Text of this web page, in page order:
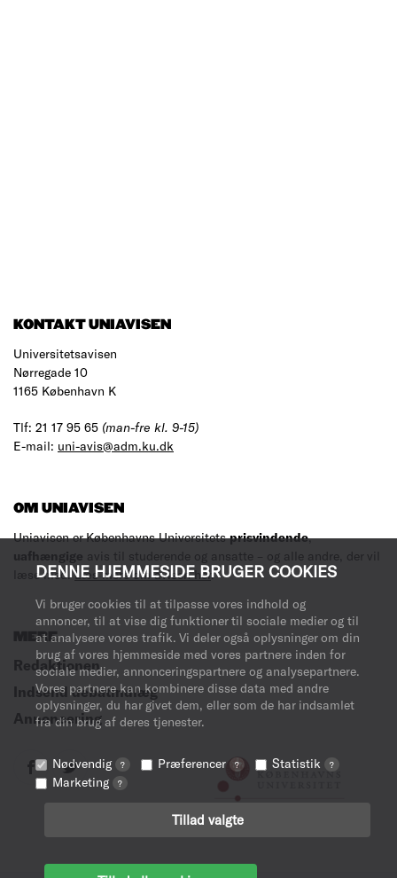
DENNE HJEMMESIDE BRUGER COOKIES
Vi bruger cookies til at tilpasse vores indhold og
annoncer, til at vise dig funktioner til sociale medier og til
at analysere vores trafik. Vi deler også oplysninger om din
brug af vores hjemmeside med vores partnere inden for
sociale medier, annonceringspartnere og analysepartnere.
Vores partnere kan kombinere disse data med andre
oplysninger, du har givet dem, eller som de har indsamlet
fra din brug af deres tjenester.
Nødvendig ? Præferencer ? Statistik ?
Marketing ?
Tillad valgte
KONTAKT UNIAVISEN
Universitetsavisen
Nørregade 10
1165 København K
Tlf: 21 17 95 65 (man-fre kl. 9-15)
E-mail: uni-avis@adm.ku.dk
OM UNIAVISEN
Uniavisen er Københavns Universitetsprisvindende,
uafhængige avis til studerende og ansatte – og alle andre, der vil
læse med.Læs mere om avisen her.
MERE
Redaktionen
Indsend debatindlæg
Annoncering